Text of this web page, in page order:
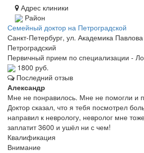
Адрес клиники
Район
Семейный доктор на Петроградской
Санкт-Петербург, ул. Академика
Петроградский
Первичный прием по специализации -
1800 руб.
Последний отзыв
Александр
Мне не понравилось. Мне не помогли и
Доктор сказал, что я тебя посмотрел
направил к неврологу, невролог мне
заплатит 3600 и ушёл ни с чем!
Квалификация
Внимание